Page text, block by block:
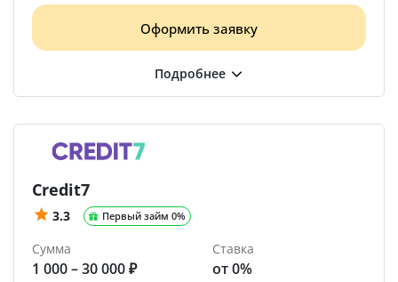
Оформить заявку
Credit7
3.3 Первый займ 0%
Сумма
1 000 – 30 000 ₽
Ставка
от 0%